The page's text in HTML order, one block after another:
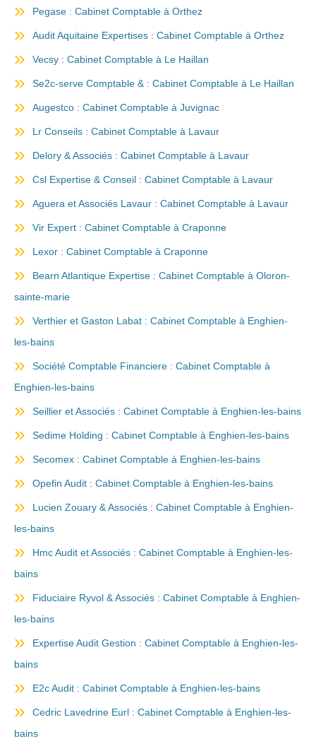
Pegase : Cabinet Comptable à Orthez
Audit Aquitaine Expertises : Cabinet Comptable à Orthez
Vecsy : Cabinet Comptable à Le Haillan
Se2c-serve Comptable & : Cabinet Comptable à Le Haillan
Augestco : Cabinet Comptable à Juvignac
Lr Conseils : Cabinet Comptable à Lavaur
Delory & Associés : Cabinet Comptable à Lavaur
Csl Expertise & Conseil : Cabinet Comptable à Lavaur
Aguera et Associés Lavaur : Cabinet Comptable à Lavaur
Vir Expert : Cabinet Comptable à Craponne
Lexor : Cabinet Comptable à Craponne
Bearn Atlantique Expertise : Cabinet Comptable à Oloron-
sainte-marie
Verthier et Gaston Labat : Cabinet Comptable à Enghien-
les-bains
Société Comptable Financiere : Cabinet Comptable à
Enghien-les-bains
Seillier et Associés : Cabinet Comptable à Enghien-les-bains
Sedime Holding : Cabinet Comptable à Enghien-les-bains
Secomex : Cabinet Comptable à Enghien-les-bains
Opefin Audit : Cabinet Comptable à Enghien-les-bains
Lucien Zouary & Associés : Cabinet Comptable à Enghien-
les-bains
Hmc Audit et Associés : Cabinet Comptable à Enghien-les-
bains
Fiduciaire Ryvol & Associés : Cabinet Comptable à Enghien-
les-bains
Expertise Audit Gestion : Cabinet Comptable à Enghien-les-
bains
E2c Audit : Cabinet Comptable à Enghien-les-bains
Cedric Lavedrine Eurl : Cabinet Comptable à Enghien-les-
bains